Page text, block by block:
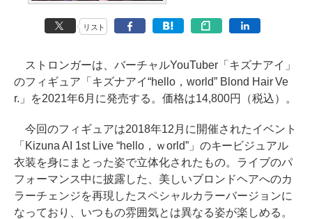
リスト
ストロンガーは、バーチャルYouTuber「キズナアイ」
のフィギュア「キズナアイ“hello，world” Blond Hair Ve
r.」を2021年6月に発売する。価格は14,800円（税込）。
今回のフィギュアは2018年12月に開催されたイベント
「Kizuna AI 1st Live “hello，ｗorld”」のキービジュアル
衣装を身にまとった姿で立体化されたもの。ライブのパ
フォーマンス中に披露した、美しいブロンドヘアへのカ
ラーチェンジを再現したスペシャルカラーバージョンに
なっており、いつもの雰囲気とは異なる姿が楽しめる。